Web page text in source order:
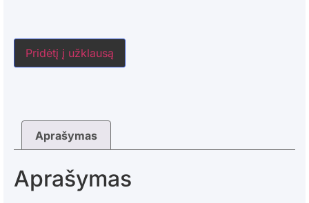
Pridėtį į užklausą
Aprašymas
Aprašymas